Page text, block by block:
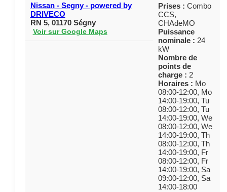
Nissan - Segny - powered by
DRIVECO
RN 5, 01170 Ségny
Voir sur Google Maps
Prises : Combo
CCS,
CHAdeMO
Puissance
nominale : 24
kW
Nombre de
points de
charge : 2
Horaires : Mo
08:00-12:00, Mo
14:00-19:00, Tu
08:00-12:00, Tu
14:00-19:00, We
08:00-12:00, We
14:00-19:00, Th
08:00-12:00, Th
14:00-19:00, Fr
08:00-12:00, Fr
14:00-19:00, Sa
09:00-12:00, Sa
14:00-18:00